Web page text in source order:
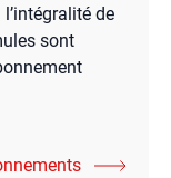
de
sont